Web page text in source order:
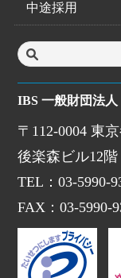
中途採用
IBS 一般財団法
〒112-0004 東
後楽森ビル12階
TEL：03-5990-
FAX：03-5990-